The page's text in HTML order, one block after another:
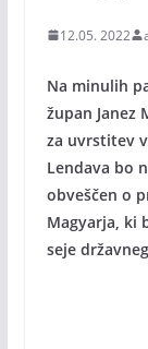
12.05. 2022
Na minulih
župan Janez
za uvrstitev
Lendava bo
obveščen o
Magyarja, ki
seje